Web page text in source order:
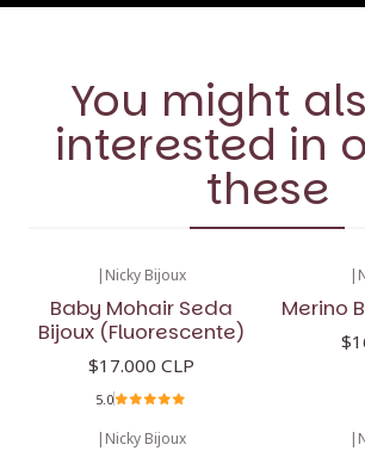
You might
interested in
these
| Nicky Bijoux
Baby Mohair Seda
Bijoux (Fluorescente)
$17.000 CLP
5.0
|
Merino
| Nicky Bijoux |